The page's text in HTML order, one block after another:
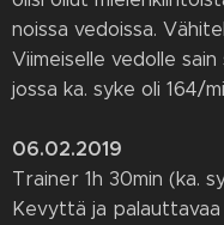
noissa vedoissa.
Viimeiselle vedolle
jossa ka. syke oli 164/
06.02.2019
Trainer 1h 30min (ka.
Kevyttä ja